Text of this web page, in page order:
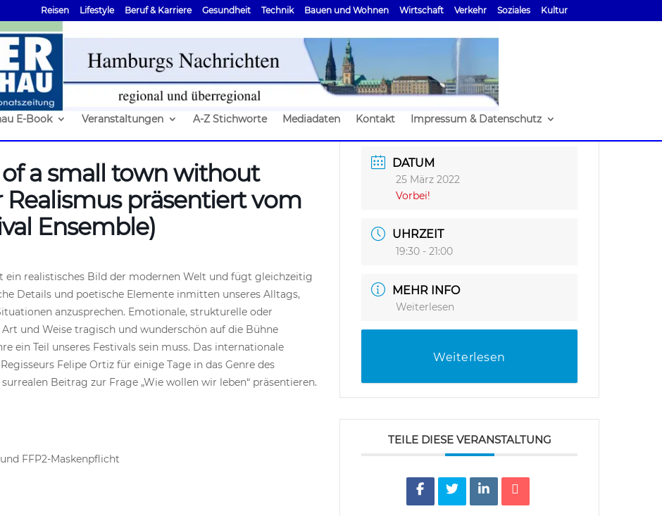
Reisen Lifestyle Beruf & Karriere Gesundheit Technik Bauen und Wohnen Wirtschaft Verkehr Soziales Kultur
E-Book Veranstaltungen A-Z Stichworte Mediadaten Kontakt Impressum & Datenschutz
of a small town without
präsentiert vom
Ensemble)
ein realistisches Bild der modernen Welt und fügt gleichzeitig
Details und poetische Elemente inmitten unseres Alltags,
anzusprechen. Emotionale, strukturelle oder
und Weise tragisch und wunderschön auf die Bühne
ein Teil unseres Festivals sein muss. Das internationale
Felipe Ortiz für einige Tage in das Genre des
Beitrag zur Frage „Wie wollen wir leben“ präsentieren.
FFP2-Maskenpflicht
DATUM
25 März 2022
Vorbei!
UHRZEIT
19:30 - 21:00
MEHR INFO
Weiterlesen
Weiterlesen
TEILE DIESE VERANSTALTUNG